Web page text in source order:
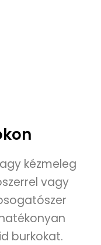
kézmeleg
vagy
burkokat.